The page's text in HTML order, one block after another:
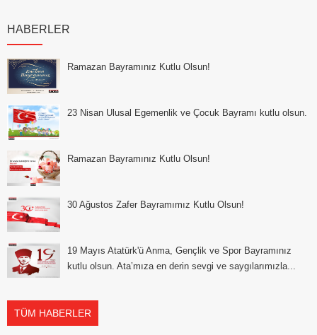
HABERLER
Ramazan Bayramınız Kutlu Olsun!
23 Nisan Ulusal Egemenlik ve Çocuk Bayramı kutlu olsun.
Ramazan Bayramınız Kutlu Olsun!
30 Ağustos Zafer Bayramımız Kutlu Olsun!
19 Mayıs Atatürk'ü Anma, Gençlik ve Spor Bayramınız
kutlu olsun. Ata’mıza en derin sevgi ve saygılarımızla...
TÜM HABERLER